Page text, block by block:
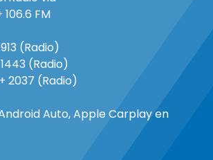
106.6 FM
(Radio)
(Radio)
2037 (Radio)
Auto, Apple Carplay en